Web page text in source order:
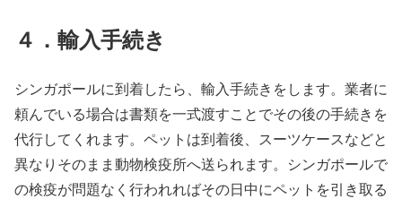
４．輸入手続き
シンガポールに到着したら、輸入手続きをします。業者に
頼んでいる場合は書類を一式渡すことでその後の手続きを
代行してくれます。ペットは到着後、スーツケースなどと
異なりそのまま動物検疫所へ送られます。シンガポールで
の検疫が問題なく行われればその日中にペットを引き取る